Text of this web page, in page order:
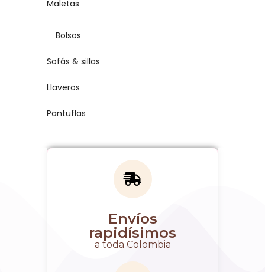
Maletas
Bolsos
Sofás & sillas
Llaveros
Pantuflas
Envíos
rapidísimos
a toda Colombia